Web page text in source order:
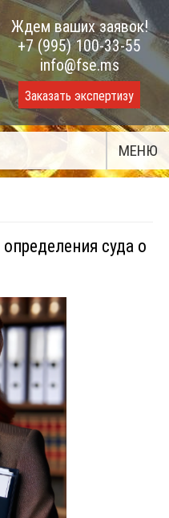
Ждем ваших заявок!
+7 (995) 100-33-55
info@fse.ms
Заказать экспертизу
МЕНЮ
суда о